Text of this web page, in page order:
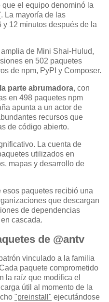
el equipo denominó la
. La mayoría de las
12 minutos después de la
de Mini Shai-Hulud,
en 502 paquetes
de npm, PyPI y Composer.
parte abrumadora, con
en 498 paquetes npm
apunta a un actor de
recursos que
de código abierto.
La cuenta de
utilizados en
mapas y desarrollo de
esos paquetes recibió una
que descargan
de dependencias
cascada.
de @antv
vinculado a la familia
paquete comprometido
la raíz que modifica el
útil al momento de la
"preinstall" ejecutándose